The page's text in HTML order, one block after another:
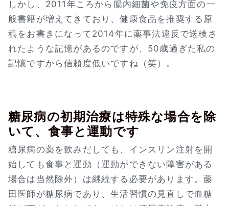
しかし、2011年ころから腸内細菌や免疫方面の一
般書籍が増えてきており、健康食品を推奨する原
稿をお書きになって2014年に薬事法違反で送検さ
れたような記憶があるのですが、50歳過ぎた私の
記憶ですから信頼度低いですね（笑）。
糖尿病の初期治療は特殊な場合を除
いて、食事と運動です
糖尿病の薬を飲みだしても、インスリン注射を開
始しても食事と運動（運動ができない障害がある
場合は当然除外）は継続する必要があります。藤
田医師が糖尿病であり、生活習慣の見直しで血糖